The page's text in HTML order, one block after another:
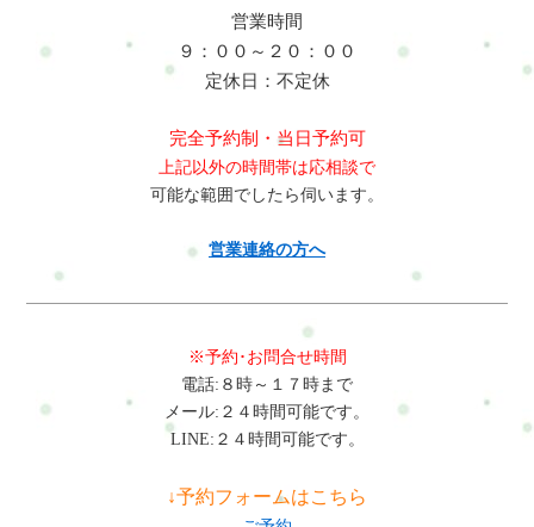
肉の緊張緩和・骨盤バランス調整・姿勢改善サポートモデルの
仕事は体のコンディションがとても重要です。整体で体のバラ
ンスを整えることで、疲れにくい体づくりにつながります。横
浜市戸塚区で体の不調にお悩みの方は、整体・自宅サロン
生活で起こりやすい不調のケアを通して、今の生活や仕事を続
けられるカラダとココロづくりをサポートしています。よくあ
る質問Q:モデルはなぜ肩こりになりやすいのですか？A：撮影時
するためです。特に僧帽筋や肩甲挙筋が硬くなることで血流が
低下し、肩こりが起こりやすくなります。Q:ヒールは腰痛の原
かるため、長時間の着用は腰痛の原因になることがあります。
適度に靴を変えることやストレッチが重要です。Q:整体はモデ
ルの姿勢改善にも役立ちますか？A：はい。整体では筋肉のバラ
ンスや骨盤の位置を整えることで姿勢が安定し、美しい姿勢を
保ちやすくなります。まとめモデルの仕事は美しい姿勢が求め
勢やヒールによって肩こりや腰痛が起こりやすくなります。日
営業時間
９：００～２０：００
定休日：不定休
完全予約制・当日予約可
上記以外の時間帯は応相談で
可能な範囲でしたら伺います。
営業連絡の方へ
※予約･お問合せ時間
電話:８時～１７時まで
メール:２４時間可能です。
LINE:２４時間可能です。
↓予約フォームはこちら